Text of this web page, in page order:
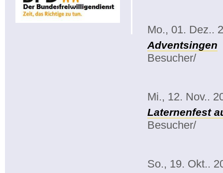
Mo., 01. Dez..
Adventsingen
Besucher/
Mi., 12. Nov..
Laternenfest
Besucher/
So., 19. Okt..